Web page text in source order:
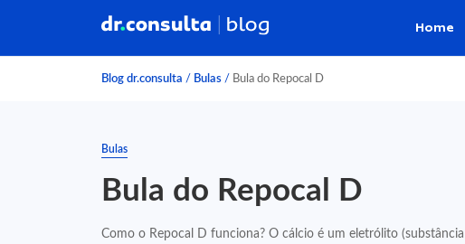
Home
Blog dr.consulta / Bulas / Bula do Repocal D
Bulas
Bula do Repocal D
Como o Repocal D funciona? O cálcio é um eletrólito